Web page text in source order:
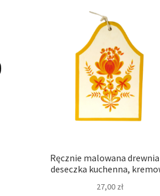
Ręcznie malowana
deseczka kuchenna,
27,00 zł